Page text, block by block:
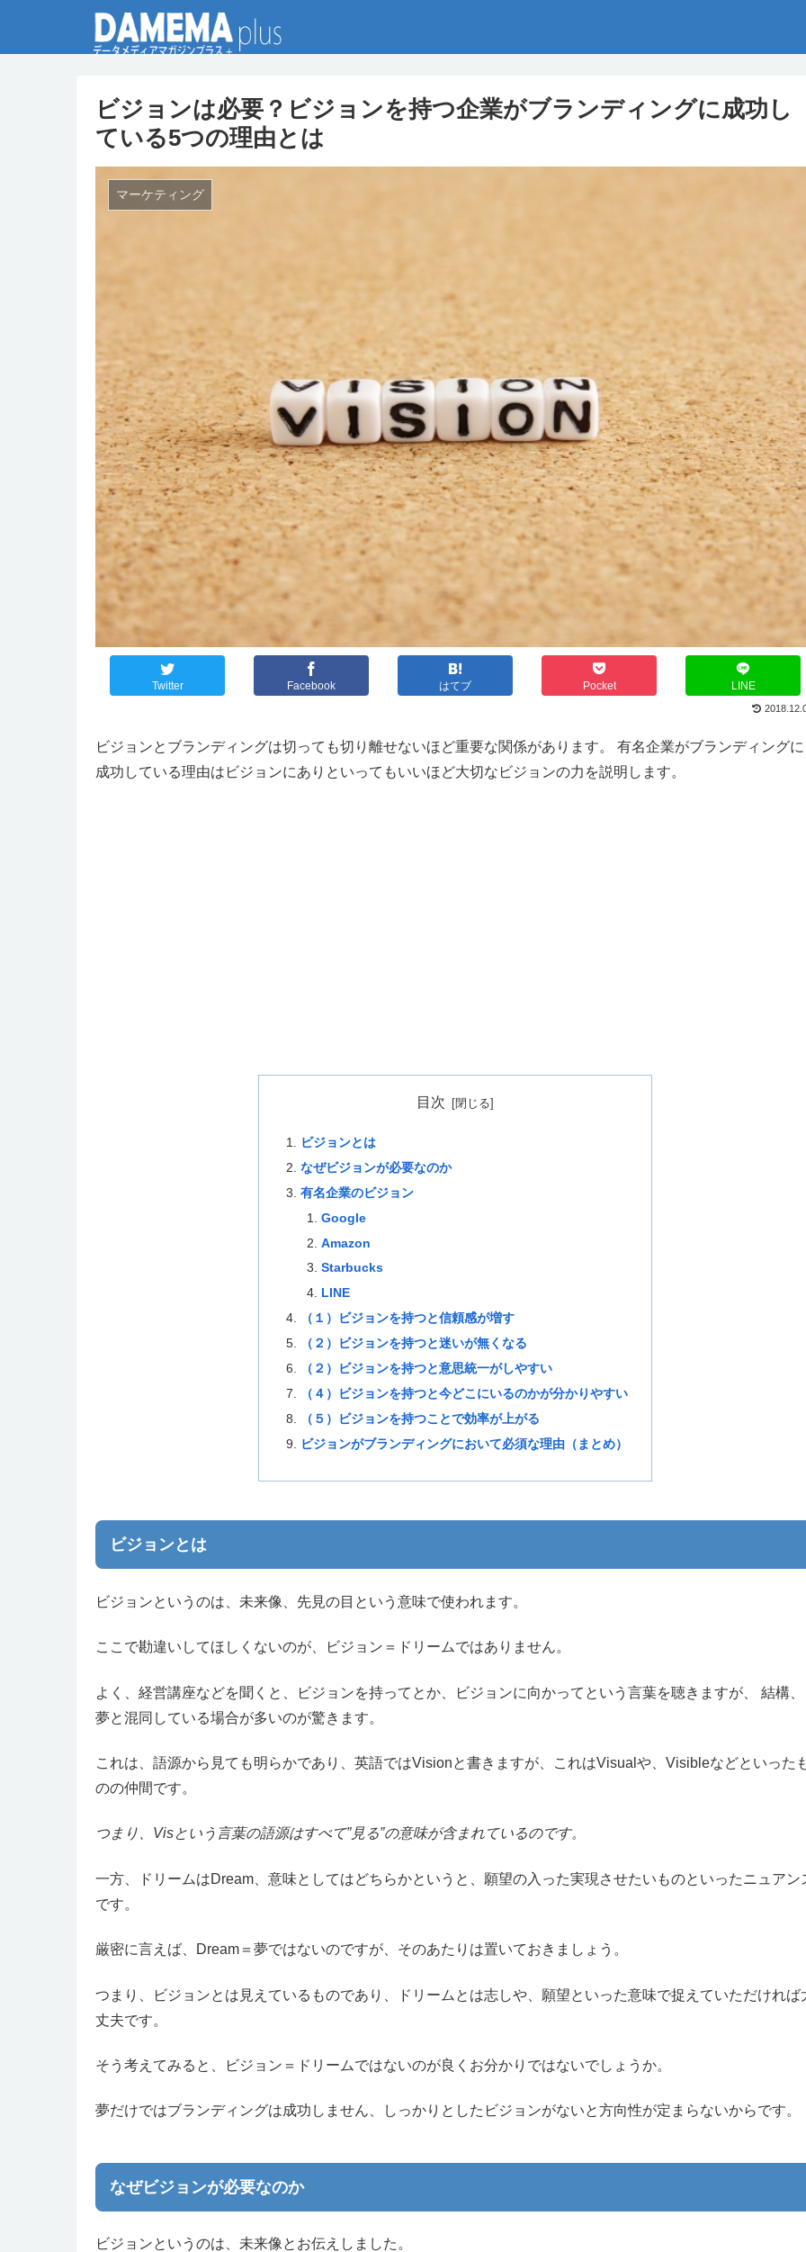
ビジョンは必要？ビジョンを持つ企業がブランディングに成功し
ている5つの理由とは
マーケティング
Twitter Facebook はてブ Pocket LINE
ビジョンとブランディングは切っても切り離せないほど重要な関係があります。 有名企業がブランディングに
成功している理由はビジョンにありといってもいいほど大切なビジョンの力を説明します。
目次
ビジョンとは
なぜビジョンが必要なのか
有名企業のビジョン
Google
Amazon
Starbucks
LINE
（１）ビジョンを持つと信頼感が増す
（２）ビジョンを持つと迷いが無くなる
（２）ビジョンを持つと意思統一がしやすい
（４）ビジョンを持つと今どこにいるのかが分かりやすい
（５）ビジョンを持つことで効率が上がる
ビジョンがブランディングにおいて必須な理由（まとめ）
ビジョンとは
ビジョンというのは、未来像、先見の目という意味で使われます。
ここで勘違いしてほしくないのが、ビジョン＝ドリームではありません。
よく、経営講座などを聞くと、ビジョンを持ってとか、ビジョンに向かってという言葉を聴きますが、 結構、
夢と混同している場合が多いのが驚きます。
これは、語源から見ても明らかであり、英語ではVisionと書きますが、これはVisualや、Visibleなどといった
のの仲間です。
つまり、Visという言葉の語源はすべて”見る”の意味が含まれているのです。
一方、ドリームはDream、意味としてはどちらかというと、願望の入った実現させたいものといったニュアン
です。
厳密に言えば、Dream＝夢ではないのですが、そのあたりは置いておきましょう。
つまり、ビジョンとは見えているものであり、ドリームとは志しや、願望といった意味で捉えていただければ
丈夫です。
そう考えてみると、ビジョン＝ドリームではないのが良くお分かりではないでしょうか。
夢だけではブランディングは成功しません、しっかりとしたビジョンがないと方向性が定まらないからです。
なぜビジョンが必要なのか
ビジョンというのは、未来像とお伝えしました。